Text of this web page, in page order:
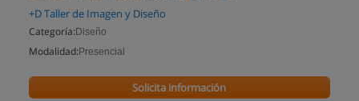
+D Taller de Imagen y Diseño
Categoría: Diseño
Modalidad: Presencial
Solicita información